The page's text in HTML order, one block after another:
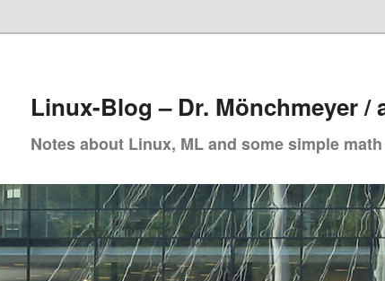
Linux-Blog – Dr. Mönchmeyer /
Notes about Linux, ML and some simple